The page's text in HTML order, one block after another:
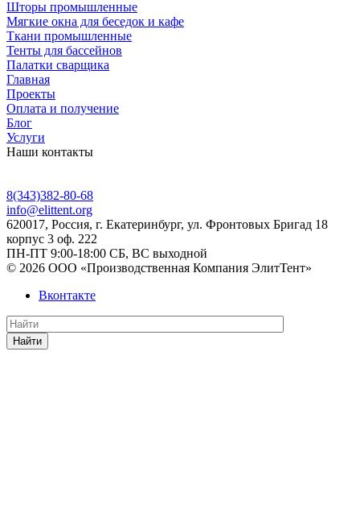
Шторы промышленные
Мягкие окна для беседок и кафе
Ткани промышленные
Тенты для бассейнов
Палатки сварщика
Главная
Проекты
Оплата и получение
Блог
Услуги
Наши контакты
8(343)382-80-68
info@elittent.org
620017, Россия, г. Екатеринбург, ул. Фронтовых Бригад 18
корпус 3 оф. 222
ПН-ПТ 9:00-18:00 СБ, ВС выходной
© 2026 ООО «Производственная Компания ЭлитТент»
Вконтакте
Найти